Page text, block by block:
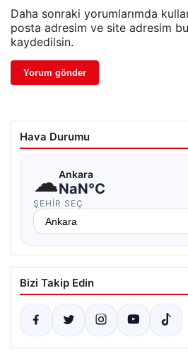
Daha sonraki yorumlarımda
posta adresim ve site adresim bu
kaydedilsin.
Hava Durumu
☁Ankara
NaN°C
ŞEHIR SEÇ
Bizi Takip Edin